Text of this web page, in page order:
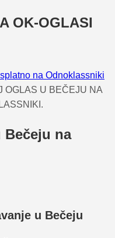
OK-OGLASI
OGLAS U BEČEJU NA
na
u Bečeju